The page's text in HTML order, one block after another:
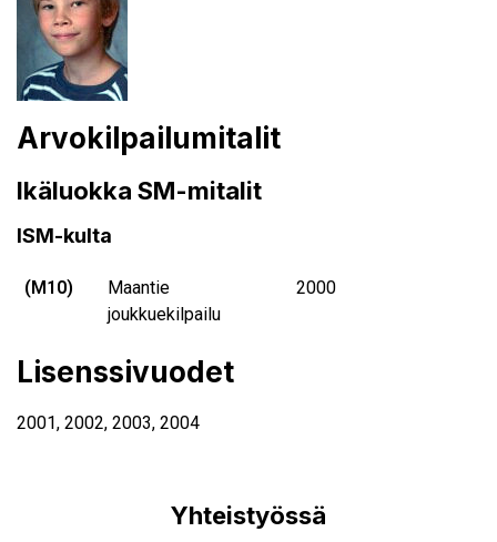
Arvokilpailumitalit
Ikäluokka SM-mitalit
ISM-kulta
(M10)
Maantie
joukkuekilpailu
2000
Lisenssivuodet
2001, 2002, 2003, 2004
Yhteistyössä